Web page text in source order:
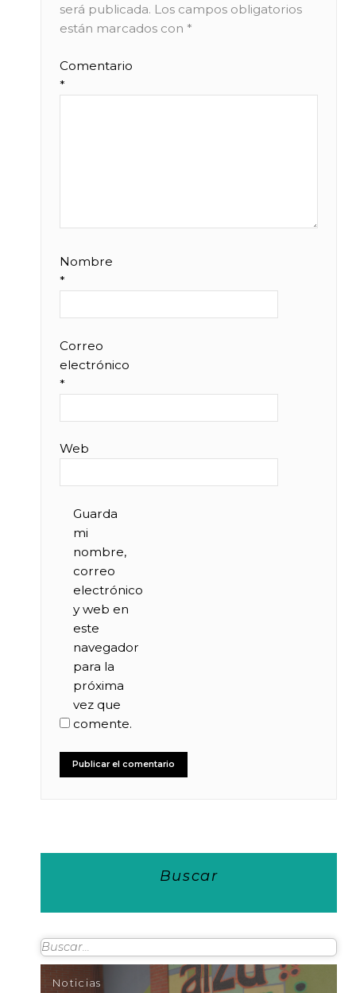
será publicada. Los campos obligatorios
están marcados con *
Comentario
*
Nombre
*
Correo
electrónico
*
Web
Guarda
mi
nombre,
correo
electrónico
y web en
este
navegador
para la
próxima
vez que
comente.
Buscar
Noticias